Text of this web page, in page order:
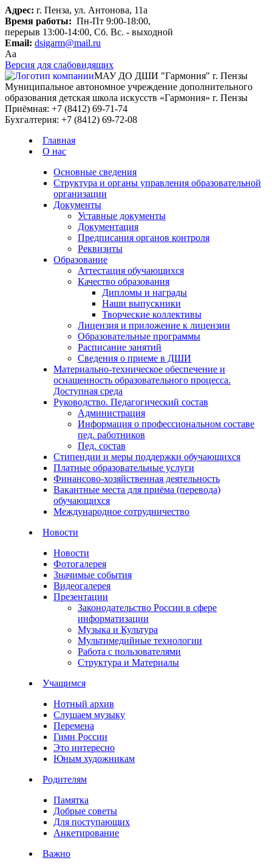
Адрес: г. Пенза, ул. Антонова, 11а
Время работы: Пн-Пт 9:00-18:00,
перерыв 13:00-14:00, Сб. Вс. - выходной
Email: dsigarm@mail.ru
Aa
Версия для слабовидящих
МАУ ДО ДШИ "Гармония" г. Пензы
Муниципальное автономное учреждение дополнительного
образования детская школа искусств «Гармония» г. Пензы
Приёмная: +7 (8412) 69-71-74
Бухгалтерия: +7 (8412) 69-72-08
Главная
О нас
Основные сведения
Структура и органы управления образовательной
организации
Документы
Уставные документы
Документация
Предписания органов контроля
Реквизиты
Образование
Аттестация обучающихся
Качество образования
Дипломы и награды
Наши выпускники
Творческие коллективы
Лицензия и приложение к лицензии
Образовательные программы
Расписание занятий
Сведения о приеме в ДШИ
Материально-техническое обеспечение и
оснащенность образовательного процесса.
Доступная среда
Руководство. Педагогический состав
Администрация
Информация о профессиональном составе
пед. работников
Пед. состав
Стипендии и меры поддержки обучающихся
Платные образовательные услуги
Финансово-хозяйственная деятельность
Вакантные места для приёма (перевода)
обучающихся
Международное сотрудничество
Новости
Новости
Фотогалерея
Значимые события
Видеогалерея
Презентации
Законодательство России в сфере
информатизации
Музыка и Культура
Мультимедийные технологии
Работа с пользователями
Структура и Материалы
Учащимся
Нотный архив
Слушаем музыку
Перемена
Гимн России
Это интересно
Юным художникам
Родителям
Памятка
Добрые советы
Для поступающих
Анкетирование
Важно